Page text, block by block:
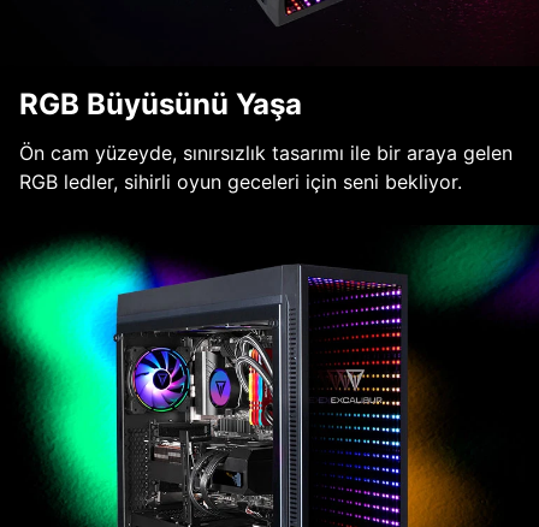
RGB Büyüsünü Yaşa
Ön cam yüzeyde, sınırsızlık tasarımı ile bir araya gelen
RGB ledler, sihirli oyun geceleri için seni bekliyor.